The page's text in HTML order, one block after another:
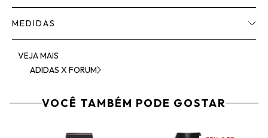
MEDIDAS
VEJA MAIS
ADIDAS X FORUM
VOCÊ TAMBÉM PODE GOSTAR